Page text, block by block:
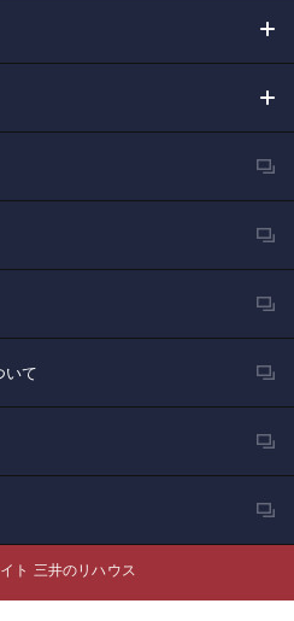
いて
ト 三井のリハウス